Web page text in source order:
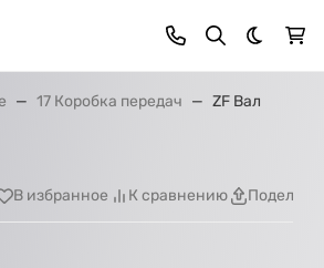
Темная
17 Коробка передач ZF Вал
В избранное К сравнению